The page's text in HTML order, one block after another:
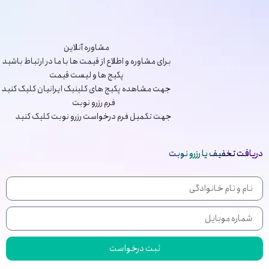
مشاوره آنلاین
برای مشاوره و اطلاع از قیمت ها با ما در ارتباط باشید
پکیج ها و لیست قیمت
جهت مشاهده پکیج های کلینیک ایرانیان کلیک کنید
فرم رزرو نوبت
جهت تکمیل فرم درخواست رزرو نوبت کلیک کنید
دریافت تخفیف یا رزرو نوبت
ثبت درخواست